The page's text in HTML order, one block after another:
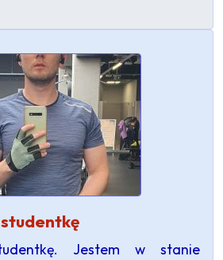
Jestem w stanie